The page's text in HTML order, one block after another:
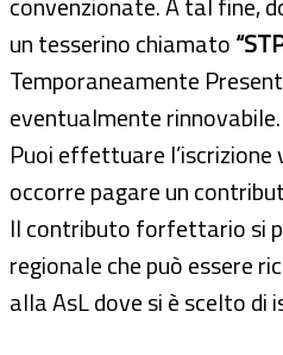
un tesserino chiamato
Temporaneamente
eventualmente
Puoi effettuare
occorre pagare un
Il contributo forfettario si
regionale che può essere
alla AsL dove si è scelto